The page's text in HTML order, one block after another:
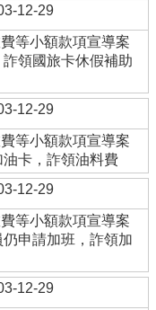
12-29
等小額款項宣導案
領國旅卡休假補助
12-29
等小額款項宣導案
卡，詐領油料費
12-29
等小額款項宣導案
申請加班，詐領加
12-29